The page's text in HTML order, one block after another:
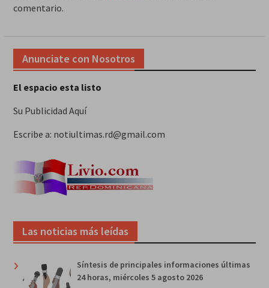
comentario.
Anunciate con Nosotros
El espacio esta listo
Su Publicidad Aquí
Escribe a: notiultimas.rd@gmail.com
Las noticias más leídas
Síntesis de principales informaciones últimas
24 horas, miércoles 5 agosto 2026